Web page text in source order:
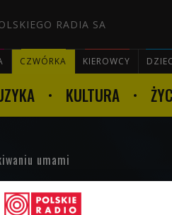
RADIA SA
CZWÓRKA KIEROWCY
KULTURA
umami